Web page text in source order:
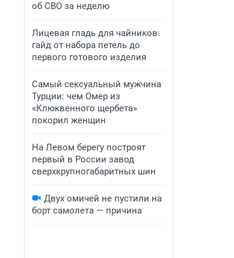
об СВО за неделю
Лицевая гладь для чайников:
гайд от набора петель до
первого готового изделия
Самый сексуальный мужчина
Турции: чем Омер из
«Клюквенного щербета»
покорил женщин
На Левом берегу построят
первый в России завод
сверхкрупногабаритных шин
Двух омичей не пустили на
борт самолета — причина